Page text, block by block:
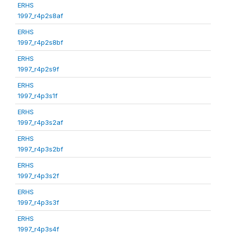
ERHS
1997_r4p2s8af
ERHS
1997_r4p2s8bf
ERHS
1997_r4p2s9f
ERHS
1997_r4p3s1f
ERHS
1997_r4p3s2af
ERHS
1997_r4p3s2bf
ERHS
1997_r4p3s2f
ERHS
1997_r4p3s3f
ERHS
1997_r4p3s4f